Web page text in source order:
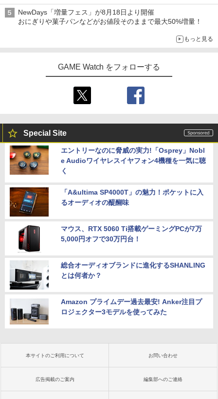
アイスカップに入ったスライムやわたぼう、ベビーサタンなどが
オリジナルアートで登場
NewDays「増量フェス」が8月18日より開催
おにぎりや菓子パンなどがお値段そのままで最大50%増量！
もっと見る
GAME Watch をフォローする
Special Site
エントリーなのに脅威の実力!「Osprey」Nobl
e Audioワイヤレスイヤフォン4機種を一気に聴
く
「A&ultima SP4000T」の魅力！ポケットに入
るオーディオの醍醐味
マウス、RTX 5060 Ti搭載ゲーミングPCが7万
5,000円オフで30万円台！
総合オーディオブランドに進化するSHANLING
とは何者か？
Amazon プライムデー過去最安! Anker注目プ
ロジェクター3モデルを使ってみた
本サイトのご利用について お問い合わせ
広告掲載のご案内 編集部へのご連絡